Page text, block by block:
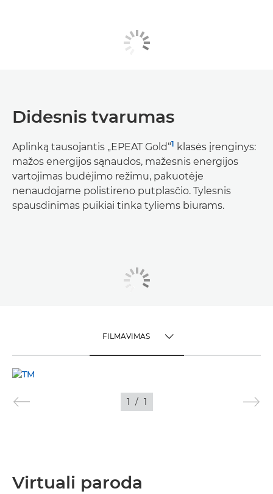
Didesnis tvarumas
Aplinką tausojantis „EPEAT Gold“1 klasės įrenginys:
mažos energijos sąnaudos, mažesnis energijos
vartojimas budėjimo režimu, pakuotėje
nenaudojame polistireno putplasčio. Tylesnis
spausdinimas puikiai tinka tyliems biurams.
FILMAVIMAS
VAIZDAI
1 / 1
Virtuali paroda